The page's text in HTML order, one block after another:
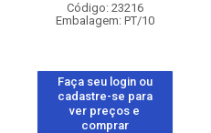
Código: 23216
Embalagem: PT/10
Faça seu login ou
cadastre-se para
ver preços e
comprar